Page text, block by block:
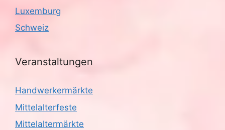
Luxemburg
Schweiz
Veranstaltungen
Handwerkermärkte
Mittelalterfeste
Mittelaltermärkte